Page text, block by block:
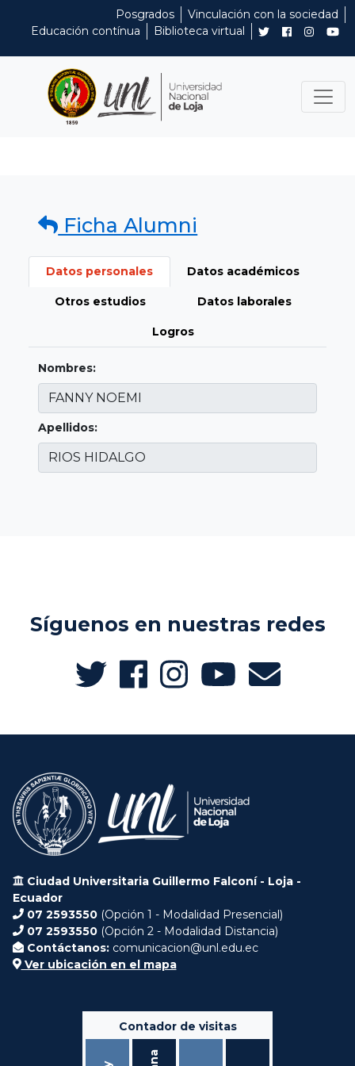
Posgrados
Vinculación con la sociedad
Educación contínua
Biblioteca virtual
Ficha Alumni
Datos personales Datos académicos
Otros estudios Datos laborales
Logros
Nombres:
Apellidos:
Síguenos en nuestras redes
Ciudad Universitaria Guillermo Falconí - Loja -
Ecuador
07 2593550 (Opción 1 - Modalidad Presencial)
07 2593550 (Opción 2 - Modalidad Distancia)
Contáctanos: comunicacion@unl.edu.ec
Ver ubicación en el mapa
Contador de visitas